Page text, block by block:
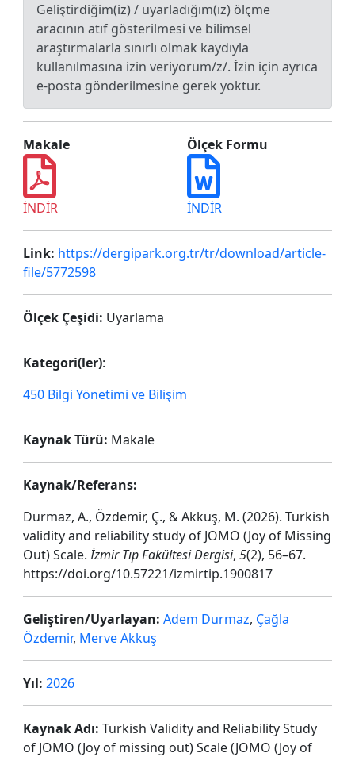
Geliştirdiğim(iz) / uyarladığım(ız) ölçme
aracının atıf gösterilmesi ve bilimsel
araştırmalarla sınırlı olmak kaydıyla
kullanılmasına izin veriyorum/z/. İzin için ayrıca
e-posta gönderilmesine gerek yoktur.
Makale
İNDİR
Ölçek Formu
İNDİR
Link: https://dergipark.org.tr/tr/download/article-
file/5772598
Ölçek Çeşidi: Uyarlama
Kategori(ler):
450 Bilgi Yönetimi ve Bilişim
Kaynak Türü: Makale
Kaynak/Referans:
Durmaz, A., Özdemir, Ç., & Akkuş, M. (2026). Turkish
validity and reliability study of JOMO (Joy of Missing
Out) Scale.İzmir Tıp Fakültesi Dergisi, 5(2), 56–67.
https://doi.org/10.57221/izmirtip.1900817
Geliştiren/Uyarlayan: Adem Durmaz, Çağla
Özdemir, Merve Akkuş
Yıl: 2026
Kaynak Adı: Turkish Validity and Reliability Study
of JOMO (Joy of missing out) Scale (JOMO (Joy of